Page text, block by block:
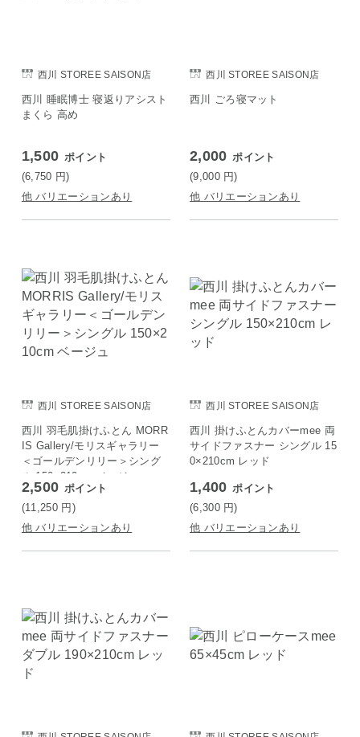
西川 STOREE SAISON店
西川 睡眠博士 寝返りアシスト
まくら 高め
1,500 ポイント
(6,750 円)
他 バリエーションあり
西川 STOREE SAISON店
西川 ごろ寝マット
2,000 ポイント
(9,000 円)
他 バリエーションあり
西川 STOREE SAISON店
西川 羽毛肌掛けふとん MORR
IS Gallery/モリスギャラリー
＜ゴールデンリリー＞シング
ル 150×210cm ベージュ
2,500 ポイント
(11,250 円 )
他 バリエーションあり
西川 STOREE SAISON店
西川 掛けふとんカバーmee 両
サイドファスナー シングル 15
0×210cm レッド
1,400 ポイント
(6,300 円)
他 バリエーションあり